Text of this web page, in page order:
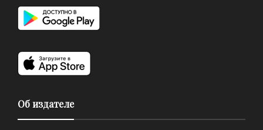
Об издателе